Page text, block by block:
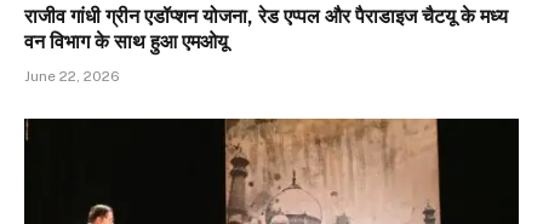
राजीव गांधी ग्रीन एडॉप्शन योजना, रेड एप्पल और पैराडाइज चैटयू के मध्य
वन विभाग के साथ हुआ एमओयू
June 22, 2026